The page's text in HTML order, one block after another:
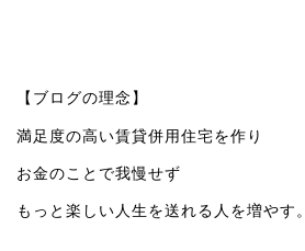
【ブログの理念】
満足度の高い賃貸併用住宅を作り
お金のことで我慢せず
もっと楽しい人生を送れる人を増やす。